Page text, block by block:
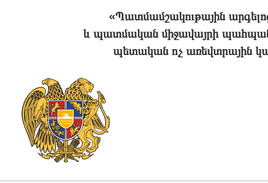
«Պատմամշակութային
և պատմական միջավայրի
պետական ոչ առեվտրային